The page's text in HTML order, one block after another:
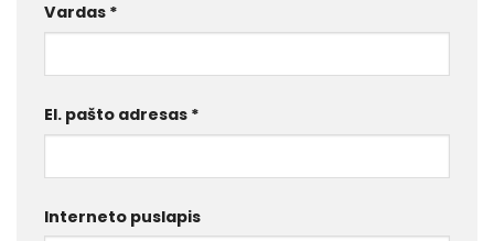
Vardas *
El. pašto adresas *
Interneto puslapis